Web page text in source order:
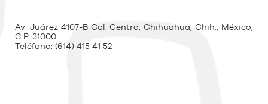
Av. Juárez 4107-B Col. Centro, Chihuahua, Chih., México,
C.P. 31000
Teléfono: (614) 415 41 52